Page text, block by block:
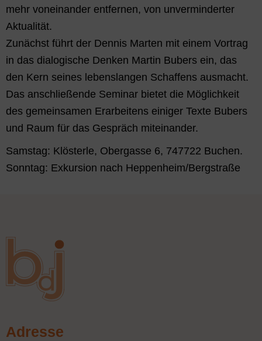
mehr voneinander entfernen, von unverminderter
Aktualität.
Zunächst führt der Dennis Marten mit einem Vortrag
in das dialogische Denken Martin Bubers ein, das
den Kern seines lebenslangen Schaffens ausmacht.
Das anschließende Seminar bietet die Möglichkeit
des gemeinsamen Erarbeitens einiger Texte Bubers
und Raum für das Gespräch miteinander.
Samstag: Klösterle, Obergasse 6, 747722 Buchen.
Sonntag: Exkursion nach Heppenheim/Bergstraße
Adresse